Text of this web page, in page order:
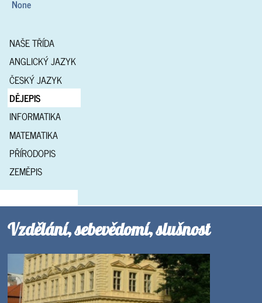
None
NAŠE TŘÍDA
ANGLICKÝ JAZYK
ČESKÝ JAZYK
DĚJEPIS
INFORMATIKA
MATEMATIKA
PŘÍRODOPIS
ZEMĚPIS
Vzdělání, sebevědomí, slušnost